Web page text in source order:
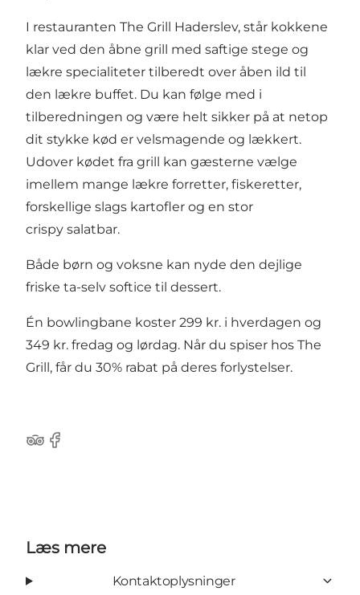
I restauranten The Grill Haderslev, står kokkene
klar ved den åbne grill med saftige stege og
lækre specialiteter tilberedt over åben ild til
den lækre buffet. Du kan følge med i
tilberedningen og være helt sikker på at netop
dit stykke kød er velsmagende og lækkert.
Udover kødet fra grill kan gæsterne vælge
imellem mange lækre forretter, fiskeretter,
forskellige slags kartofler og en stor
crispy salatbar.
Både børn og voksne kan nyde den dejlige
friske ta-selv softice til dessert.
Én bowlingbane koster 299 kr. i hverdagen og
349 kr. fredag og lørdag. Når du spiser hos The
Grill, får du 30% rabat på deres forlystelser.
Tripadvisor
Facebook
Læs mere
Kontaktoplysninger